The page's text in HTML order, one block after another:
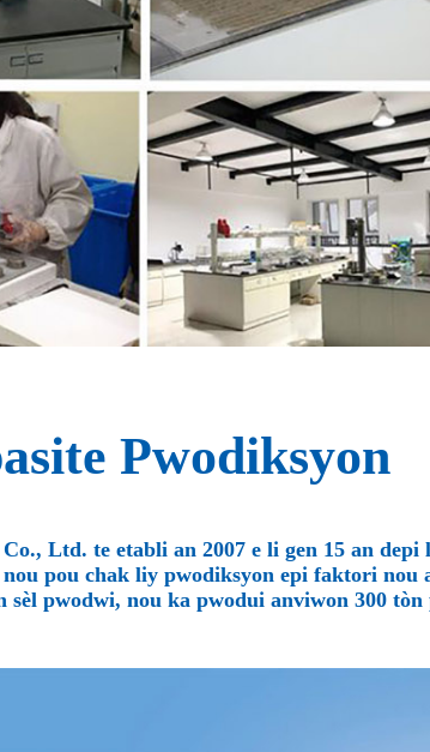
Pwodiksyon
Ltd. te etabli an 2007 e li gen 15 an
pou chak liy pwodiksyon epi faktori nou
sèl pwodwi, nou ka pwodui anviwon 300 tòn